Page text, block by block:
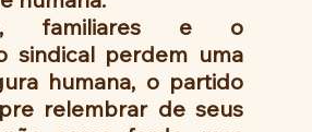
familiares e o
sindical perdem uma
humana, o partido
relembrar de seus